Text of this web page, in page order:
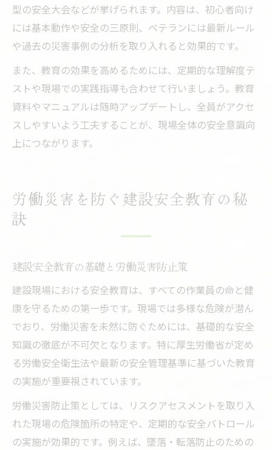
型の安全大会などが挙げられます。内容は、初心者向け
には基本動作や安全の三原則、ベテランには最新ルール
や過去の災害事例の分析を取り入れると効果的です。
また、教育の効果を高めるためには、定期的な理解度テ
ストや現場での実践指導も合わせて行いましょう。教育
資料やマニュアルは随時アップデートし、全員がアクセ
スしやすいよう工夫することが、現場全体の安全意識向
上につながります。
労働災害を防ぐ建設安全教育の秘
訣
建設安全教育の基礎と労働災害防止策
建設現場における安全教育は、すべての作業員の命と健
康を守るための第一歩です。現場では多様な危険が潜ん
でおり、労働災害を未然に防ぐためには、基礎的な安全
知識の徹底が不可欠となります。特に厚生労働省が定め
る労働安全衛生法や最新の安全管理基準に基づいた教育
の実施が重要視されています。
労働災害防止策としては、リスクアセスメントを取り入
れた現場の危険箇所の特定や、定期的な安全パトロール
の実施が効果的です。例えば、墜落・転落防止のための